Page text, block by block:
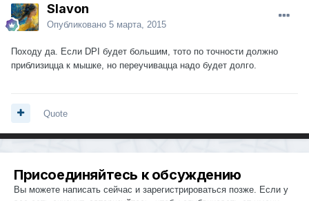
Slavon
Опубликовано 5 марта, 2015
Походу да. Если DPI будет большим, тото по точности должно
приблизицца к мышке, но переучивацца надо будет долго.
Quote
Присоединяйтесь к обсуждению
Вы можете написать сейчас и зарегистрироваться позже. Если у